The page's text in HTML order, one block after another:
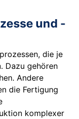
und -
die je
Dazu gehören
Andere
die Fertigung
komplexer